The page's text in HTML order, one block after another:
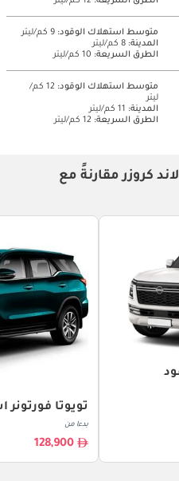
متوسط ​​استهلاك الوقود: 9 كم/ليتر
المدينة: 8 كم/ليتر
الطرق السريعة: 10 كم/ليتر
متوسط ​​استهلاك الوقود:
12 كم/
ليتر
المدينة: 11 كم/ليتر
الطرق السريعة: 12 كم/ليتر
كروزر مقارنةً مع
تويوتا
بدءا من
128,900